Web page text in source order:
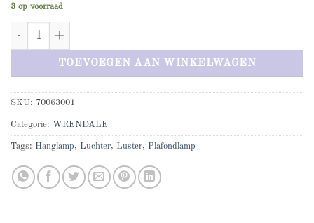
3 op voorraad
Kroonluchter aantal
TOEVOEGEN AAN WINKELWAGEN
SKU: 70063001
Categorie: WRENDALE
Tags: Hanglamp, Luchter, Luster, Plafondlamp